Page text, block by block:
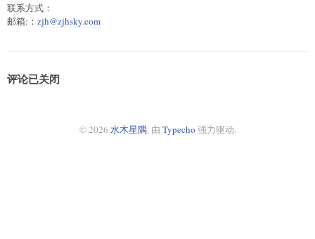
联系方式：
邮箱:： zjh@zjhsky.com
评论已关闭
© 2026 水木星隅. 由 Typecho 强力驱动.